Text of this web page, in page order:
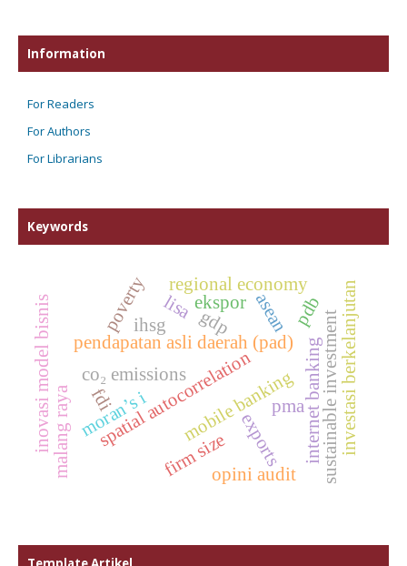
Information
For Readers
For Authors
For Librarians
Keywords
pendapatan asli daerah (pad)
co₂ emissions
spatial autocorrelation
moran’s i internet banking
mobile banking
firm size
fdi
asean
gdp
exports sustainable investment
poverty
pma
pdb
ekspor investasi berkelanjutan
regional economy
malang raya
lisa
inovasi model bisnis
opini audit
ihsg